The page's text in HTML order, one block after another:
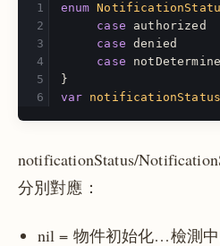
enum
case
authorized
case
denied
case
}
var
notificationStatus
notificationStatus/
分別對應：
nil = 物件初始化…檢測